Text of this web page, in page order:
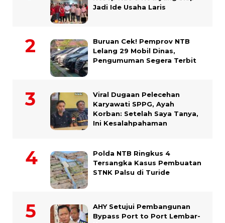
Jadi Ide Usaha Laris
Buruan Cek! Pemprov NTB
Lelang 29 Mobil Dinas,
Pengumuman Segera Terbit
Viral Dugaan Pelecehan
Karyawati SPPG, Ayah
Korban: Setelah Saya Tanya,
Ini Kesalahpahaman
Polda NTB Ringkus 4
Tersangka Kasus Pembuatan
STNK Palsu di Turide
AHY Setujui Pembangunan
Bypass Port to Port Lembar-